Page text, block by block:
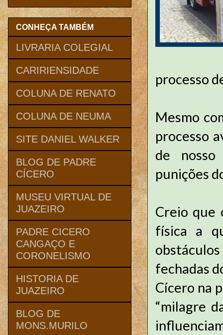
processo
Mesmo
processo
de
punições
Creio que
física a
obstáculos
fechadas
Cícero na
“milagre
CONHEÇA TAMBÉM
LIVRARIA COLEGIAL
CARIRIENSIDADE
COLUNA DE RENATO
COLUNA DE NEUMA
SITE DANIEL WALKER
BLOG DE PADRE
CÍCERO
MUSEU VIRTUAL DE
JUAZEIRO
PADRE CICERO
CANGAÇO E
CORONELISMO
HISTORIA DE
JUAZEIRO
BLOG DE
MONS.MURILO